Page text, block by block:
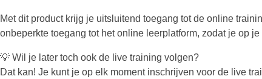
Met dit product krijg je uitsluitend toegang tot de online
onbeperkte toegang tot het online leerplatform, zodat je op
💡 Wil je later toch ook de live training volgen?
Dat kan! Je kunt je op elk moment inschrijven voor de live